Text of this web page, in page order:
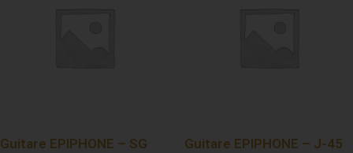
Guitare EPIPHONE – SG
Guitare EPIPHONE – J-45